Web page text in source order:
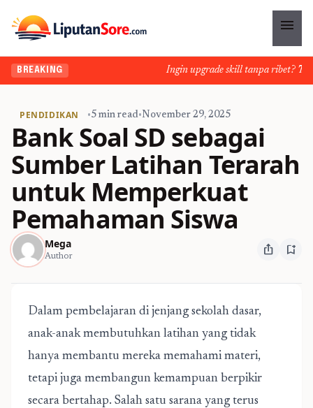
menu
BREAKING Ingin upgrade skill tanpa ribet?
PENDIDIKAN •5 min read•November 29, 2025
Bank Soal SD sebagai
Sumber Latihan Terarah
untuk Memperkuat
Pemahaman Siswa
Mega
Author ios_share bookmark_add
Dalam pembelajaran di jenjang sekolah dasar,
anak-anak membutuhkan latihan yang tidak
hanya membantu mereka memahami materi,
tetapi juga membangun kemampuan berpikir
secara bertahap. Salah satu sarana yang terus